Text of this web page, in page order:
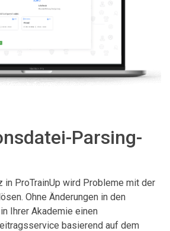
Parsing-
in ProTrainUp wird Probleme mit der
Ohne Änderungen in den
Ihrer Akademie einen
basierend auf dem